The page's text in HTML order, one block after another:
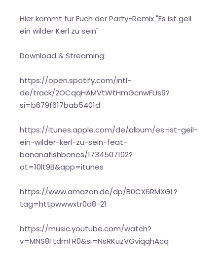
Hier kommt für Euch der Party-Remix "Es ist geil
ein wilder Kerl zu sein"
Download & Streaming:
https://open.spotify.com/intl-
de/track/2OCqqHAMVtWtHmGcnwFUs9?
si=b679f617bab5401d
https://itunes.apple.com/de/album/es-ist-geil-
ein-wilder-kerl-zu-sein-feat-
bananafishbones/1734507102?
at=10lt9B&app=itunes
https://www.amazon.de/dp/B0CX6RMXGL?
tag=httpwwwxtr0d8-21
https://music.youtube.com/watch?
v=MNS8FtdmFR0&si=NsRKuzVGviqqhAcq